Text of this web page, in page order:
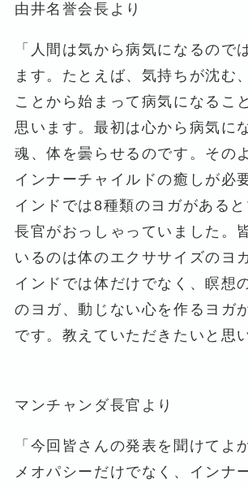
由井名誉会長より
「人間は気から病気になるので
ます。たとえば、気持ちが沈む
ことから始まって病気になるこ
思います。最初は心から病気に
魂、体を曇らせるのです。その
インナーチャイルドの癒しが必
インドでは8種類のヨガがある
長官がおっしゃっていました。
いるのは体のエクササイズのヨ
インドでは体だけでなく、瞑想
のヨガ、動じない心を作るヨガ
です。教えていただきたいと思
マンチャンダ長官より
「今回皆さんの発表を聞けてよ
メオパシーだけでなく、インナ